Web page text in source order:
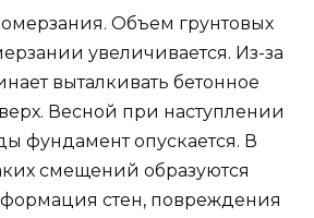
Объем грунтовых
увеличивается. Из-за
выталкивать бетонное
Весной при наступлении
фундамент опускается. В
смещений образуются
стен, повреждения